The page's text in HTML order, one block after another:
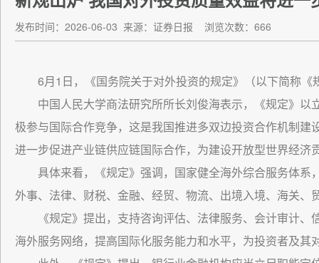
发布时间：2026-06-03 来源：证券日报 浏览次数：666
6月1日，《国务院关于对外投资的规定》（以下简称
中国人民大学商法研究所所长刘俊海表示，《规定》
极参与国际合作竞争，这是我国推进多双边投资合作机制
进一步促进产业链供应链国际合作，为建设开放型世界经济
具体来看，《规定》强调，国家健全海外综合服务体
外事、法律、财税、金融、经贸、物流、出境入境、海关
《规定》提出，支持咨询评估、法律服务、会计审计
海外服务网络，提高国际化服务能力和水平，为投资者及其